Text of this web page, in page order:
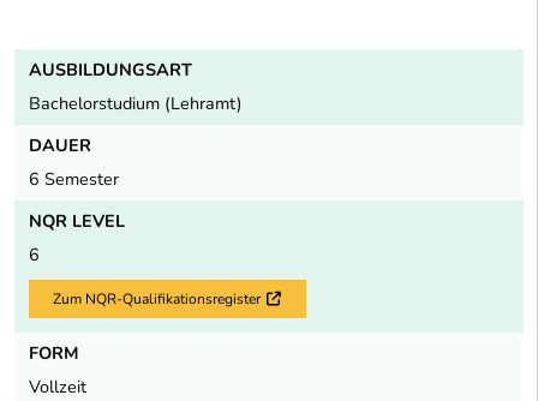
AUSBILDUNGSART
Bachelorstudium (Lehramt)
DAUER
6 Semester
NQR LEVEL
6
Zum NQR-Qualifikationsregister Externer Link
FORM
Vollzeit